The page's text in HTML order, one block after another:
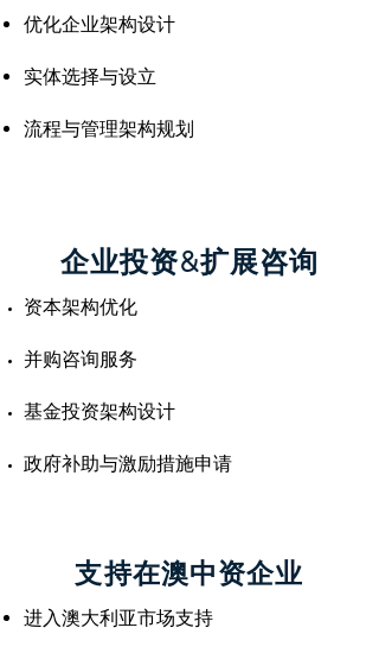
优化企业架构设计
实体选择与设立
流程与管理架构规划
企业投资&扩展咨询
资本架构优化
并购咨询服务
基金投资架构设计
政府补助与激励措施申请
支持在澳中资企业
进入澳大利亚市场支持